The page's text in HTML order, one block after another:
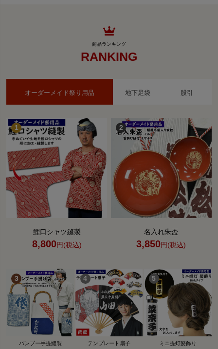
RANKING
オーダーメイド祭り用品 地下足袋 股引
鯉口シャツ縫製
8,800円(税込)
名入れ朱盃
3,850円(税込)
バンブー手提縫製 テンプレート扇子 ミニ提灯髪飾り